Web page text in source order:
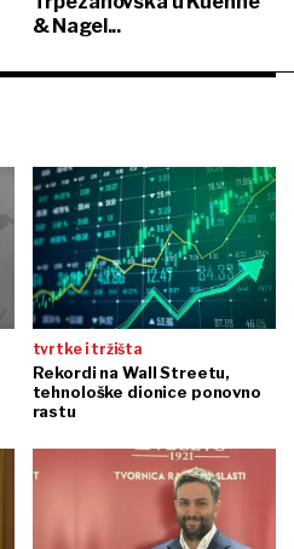
& Nagel...
tvrtke i tržišta
Rekordi na Wall Streetu,
tehnološke dionice ponovno
rastu